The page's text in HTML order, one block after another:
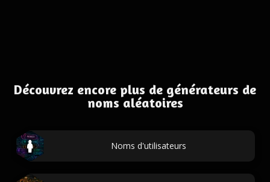
Découvrez encore plus de générateurs de
noms aléatoires
Noms d'utilisateurs